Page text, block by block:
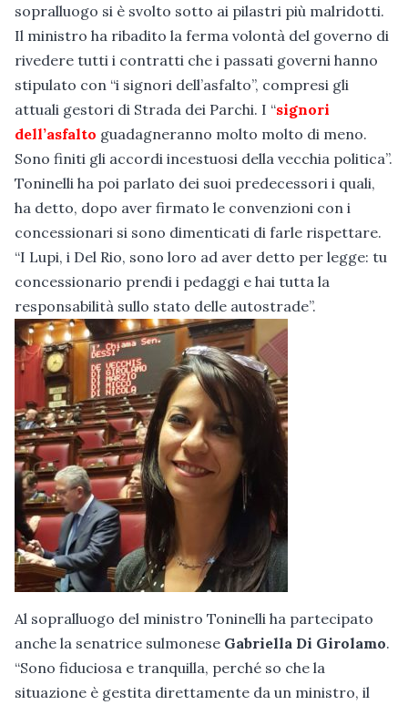
sopralluogo si è svolto sotto ai pilastri più malridotti.
Il ministro ha ribadito la ferma volontà del governo di
rivedere tutti i contratti che i passati governi hanno
stipulato con “i signori dell’asfalto”, compresi gli
attuali gestori di Strada dei Parchi. I “signori
dell’asfalto guadagneranno molto molto di meno.
Sono finiti gli accordi incestuosi della vecchia politica”.
Toninelli ha poi parlato dei suoi predecessori i quali,
ha detto, dopo aver firmato le convenzioni con i
concessionari si sono dimenticati di farle rispettare.
“I Lupi, i Del Rio, sono loro ad aver detto per legge: tu
concessionario prendi i pedaggi e hai tutta la
responsabilità sullo stato delle autostrade”.
Al sopralluogo del ministro Toninelli ha partecipato
anche la senatrice sulmonese Gabriella Di Girolamo.
“Sono fiduciosa e tranquilla, perché so che la
situazione è gestita direttamente da un ministro, il